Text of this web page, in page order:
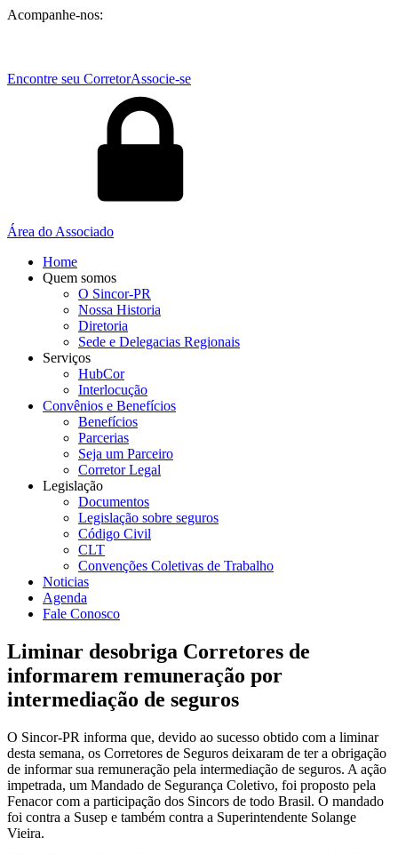
Acompanhe-nos:
Encontre seu CorretorAssocie-se
Área do Associado
Home
Quem somos
O Sincor-PR
Nossa Historia
Diretoria
Sede e Delegacias Regionais
Serviços
HubCor
Interlocução
Convênios e Benefícios
Benefícios
Parcerias
Seja um Parceiro
Corretor Legal
Legislação
Documentos
Legislação sobre seguros
Código Civil
CLT
Convenções Coletivas de Trabalho
Noticias
Agenda
Fale Conosco
Liminar desobriga Corretores de
informarem remuneração por
intermediação de seguros
O Sincor-PR informa que, devido ao sucesso obtido com a liminar
desta semana, os Corretores de Seguros deixaram de ter a obrigação
de informar sua remuneração pela intermediação de seguros. A ação
impetrada, um Mandado de Segurança Coletivo, foi proposto pela
Fenacor com a participação dos Sincors de todo Brasil. O mandado
foi contra a Susep e também contra a Superintendente Solange
Vieira.